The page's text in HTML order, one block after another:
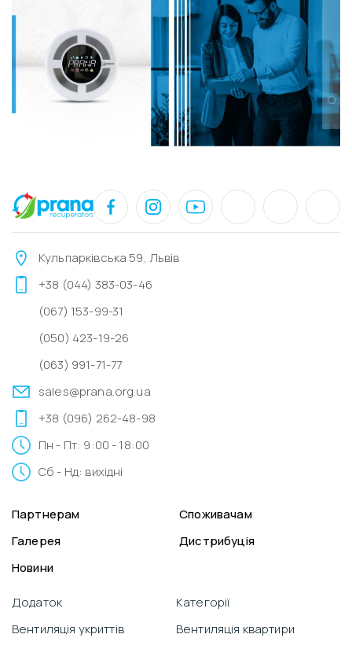
Кульпарківська 59, Львів
+38 (044) 383-03-46
(067) 153-99-31
(050) 423-19-26
(063) 991-71-77
sales@prana.org.ua
+38 (096) 262-48-98
Пн - Пт: 9:00 - 18:00
Сб - Нд: вихідні
Партнерам
Споживачам
Галерея
Дистрибуція
Новини
Додаток
Вентиляція укриттів
Категорії
Вентиляція квартири